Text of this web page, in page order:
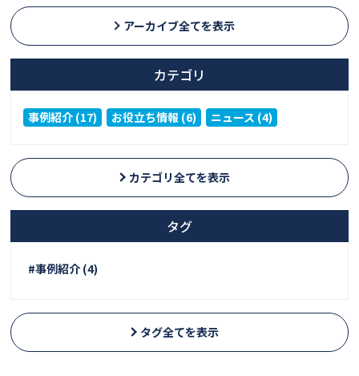
アーカイブ全てを表示
カテゴリ
事例紹介 (17) お役立ち情報 (6) ニュース (4)
カテゴリ全てを表示
タグ
#事例紹介 (4)
タグ全てを表示